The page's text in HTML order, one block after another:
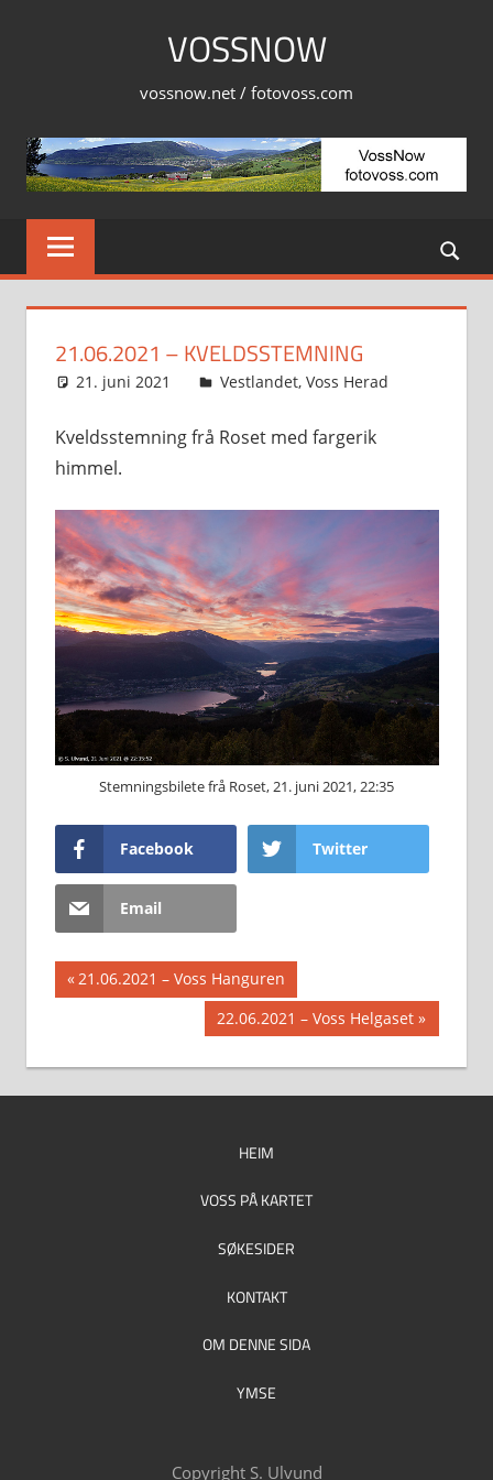
VOSSNOW
vossnow.net / fotovoss.com
21.06.2021 – KVELDSSTEMNING
21. juni 2021 Svein
Vestlandet, Voss Herad
Kveldsstemning frå Roset med fargerik
himmel.
Stemningsbilete frå Roset, 21. juni 2021, 22:35
Facebook Twitter
Email
Innleggsnavigasjon
Previous
Post:
21.06.2021 – Voss Hanguren
Next
Post:
22.06.2021 – Voss Helgaset
HEIM
VOSS PÅ KARTET
SØKESIDER
KONTAKT
OM DENNE SIDA
YMSE
Copyright S. Ulvund